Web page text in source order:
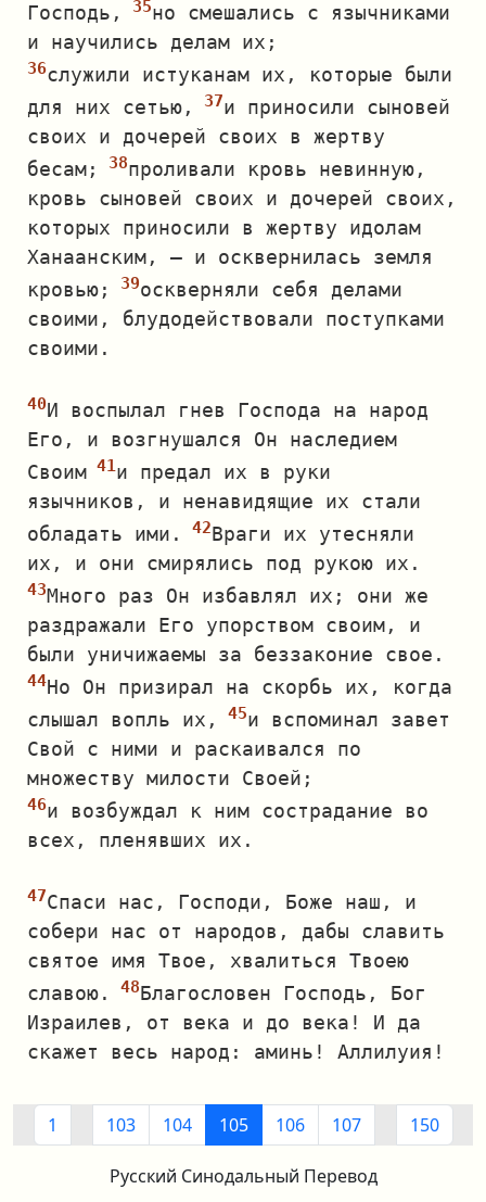
Господь,
но смешались с язычниками
и научились делам их;
служили истуканам их, которые были
для них сетью,
и приносили сыновей
своих и дочерей своих в жертву
бесам;
проливали кровь невинную,
кровь сыновей своих и дочерей своих,
которых приносили в жертву идолам
Ханаанским, — и осквернилась земля
кровью;
оскверняли себя делами
своими, блудодействовали поступками
своими.
И воспылал гнев Господа на народ
Его, и возгнушался Он наследием
Своим
и предал их в руки
язычников, и ненавидящие их стали
обладать ими.
Враги их утесняли
их, и они смирялись под рукою их.
Много раз Он избавлял их; они же
раздражали Его упорством своим, и
были уничижаемы за беззаконие свое.
Но Он призирал на скорбь их, когда
слышал вопль их,
и вспоминал завет
Свой с ними и раскаивался по
множеству милости Своей;
и возбуждал к ним сострадание во
всех, пленявших их.
Спаси нас, Господи, Боже наш, и
собери нас от народов, дабы славить
святое имя Твое, хвалиться Твоею
славою.
Благословен Господь, Бог
Израилев, от века и до века! И да
скажет весь народ: аминь! Аллилуия!
1 103 104 105 106 107 150
Русский Синодальный Перевод